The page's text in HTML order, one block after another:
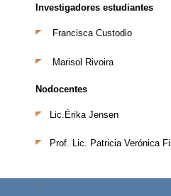
Investigadores estudiantes
Francisca Custodio
Marisol Rivoira
Nodocentes
Lic. Érika Jensen
Prof. Lic. Patricia Verónica